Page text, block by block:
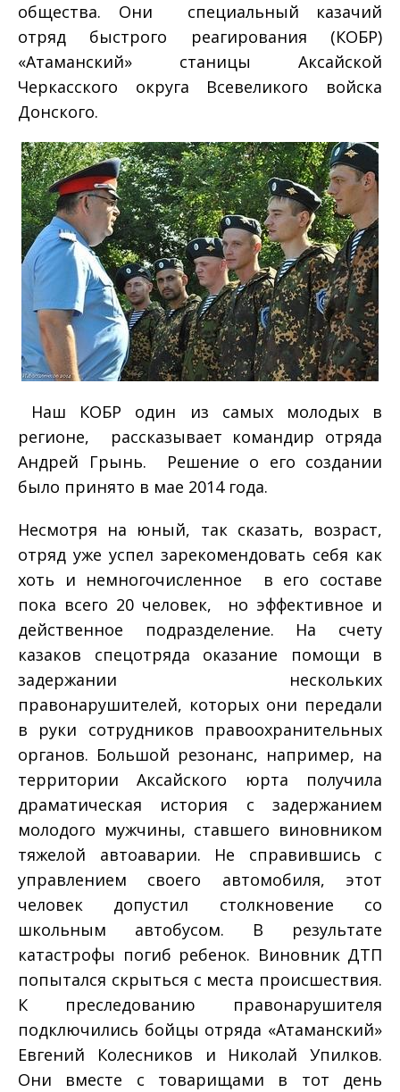
общества. Они ­ специальный казачий
отряд быстрого реагирования (КОБР)
«Атаманский» станицы Аксайской
Черкасского округа Всевеликого войска
Донского.
­ Наш КОБР один из самых молодых в
регионе, ­ рассказывает командир отряда
Андрей Грынь. ­ Решение о его создании
было принято в мае 2014 года.
Несмотря на юный, так сказать, возраст,
отряд уже успел зарекомендовать себя как
хоть и немногочисленное ­ в его составе
пока всего 20 человек, ­ но эффективное и
действенное подразделение. На счету
казаков спецотряда оказание помощи в
задержании нескольких
правонарушителей, которых они передали
в руки сотрудников правоохранительных
органов. Большой резонанс, например, на
территории Аксайского юрта получила
драматическая история с задержанием
молодого мужчины, ставшего виновником
тяжелой автоаварии. Не справившись с
управлением своего автомобиля, этот
человек допустил столкновение со
школьным автобусом. В результате
катастрофы погиб ребенок. Виновник ДТП
попытался скрыться с места происшествия.
К преследованию правонарушителя
подключились бойцы отряда «Атаманский»
Евгений Колесников и Николай Упилков.
Они вместе с товарищами в тот день